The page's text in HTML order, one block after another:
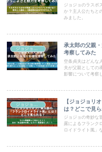
ジョジョのラスボ
か？主人公たちと
みました。
承太郎の父親
考察してみた
空条貞夫はどんな
夫が父親としての
影響について考察
ジョジョコラム
【ジョジョリ
は？どこで見ら
ジョジョの奇妙な
露によるフランク
ロイドライト風」